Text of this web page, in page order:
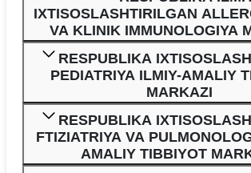
IXTISOSLASHTIRILGAN
VA KLINIK IMMUNOLOGIYA
RESPUBLIKA
PEDIATRIYA ILMIY-AMALIY
MARKAZI
RESPUBLIKA
FTIZIATRIYA VA
AMALIY TIBBIYOT